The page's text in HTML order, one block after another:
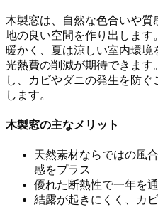
木製窓は、自然な色合いや
地の良い空間を作り出しま
暖かく、夏は涼しい室内環境
光熱費の削減が期待できます
し、カビやダニの発生を防
します。
木製窓の主なメリット
天然素材ならではの風
感をプラス
優れた断熱性で一年を
結露が起きにくく、カ